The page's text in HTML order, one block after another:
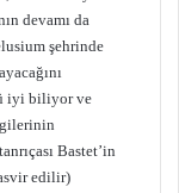
devamı da
şehrinde
iyi biliyor ve
Bastet’in
edilir)